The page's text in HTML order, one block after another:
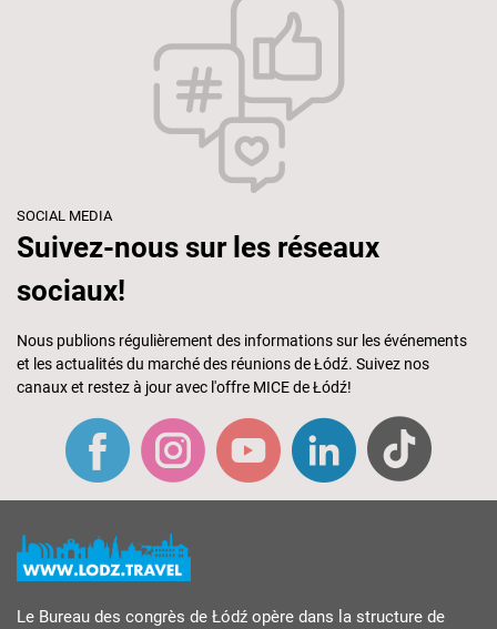
SOCIAL MEDIA
Suivez-nous sur les réseaux
sociaux!
Nous publions régulièrement des informations sur les événements
et les actualités du marché des réunions de Łódź. Suivez nos
canaux et restez à jour avec l'offre MICE de Łódź!
Le Bureau des congrès de Łódź opère dans la structure de